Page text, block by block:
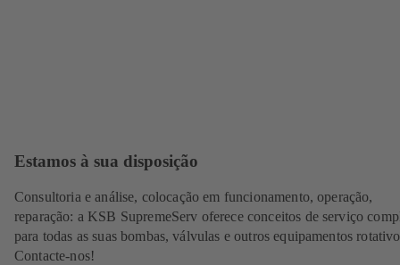
Estamos à sua disposição
Consultoria e análise, colocação em funcionamento, operação,
reparação: a KSB SupremeServ oferece conceitos de serviço
para todas as suas bombas, válvulas e outros equipamentos
Contacte-nos!